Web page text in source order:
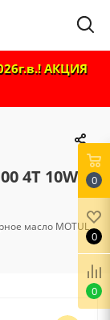
АКЦИЯ
4T 10W-
масло MOTUL
0
0
0